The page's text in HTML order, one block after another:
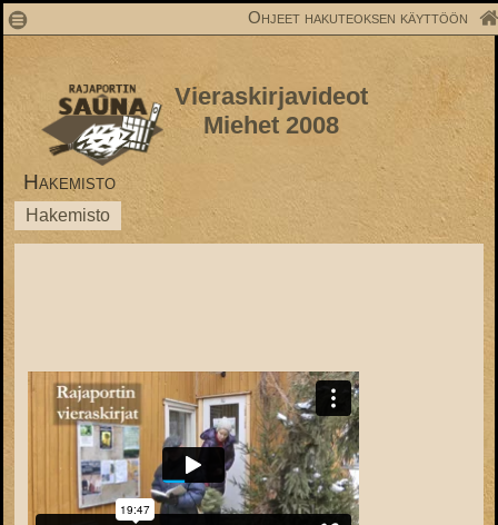
1 Ohjeet hakuteoksen käyttöön
Vieraskirjavideot
Miehet 2008
Hakemisto
Hakemisto